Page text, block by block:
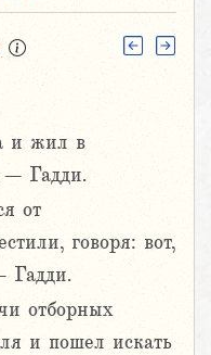
и жил в
– Гадди.
от
говоря: вот,
Гадди.
отборных
и пошел искать